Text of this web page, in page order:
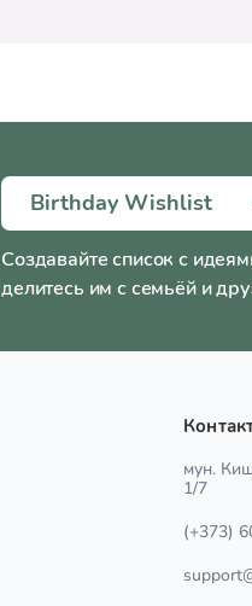
Birthday Wishlist
Создавайте список с
делитесь им с семьёй и
мун.
1/7
(+373)